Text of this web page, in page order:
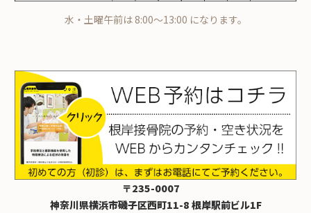
水・土曜午前は 8:00～13:00 になります。
〒235-0007
神奈川県横浜市磯子区西町11-8 根岸駅前ビル1F